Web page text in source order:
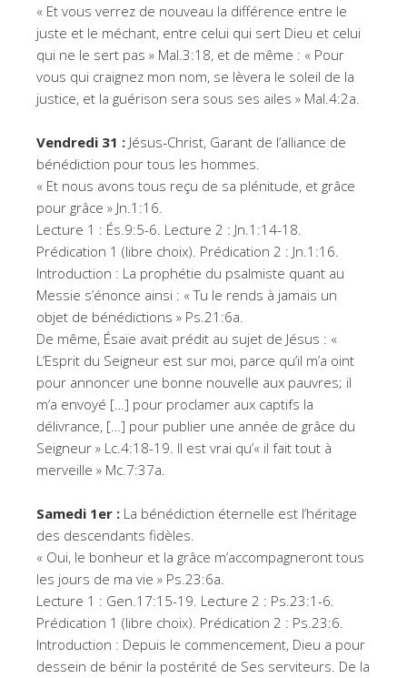
« Et vous verrez de nouveau la différence entre le
juste et le méchant, entre celui qui sert Dieu et celui
qui ne le sert pas » Mal.3:18, et de même : « Pour
vous qui craignez mon nom, se lèvera le soleil de la
justice, et la guérison sera sous ses ailes » Mal.4:2a.
Vendredi 31 : Jésus-Christ, Garant de l’alliance de
bénédiction pour tous les hommes.
« Et nous avons tous reçu de sa plénitude, et grâce
pour grâce » Jn.1:16.
Lecture 1 : És.9:5-6. Lecture 2 : Jn.1:14-18.
Prédication 1 (libre choix). Prédication 2 : Jn.1:16.
Introduction : La prophétie du psalmiste quant au
Messie s’énonce ainsi : « Tu le rends à jamais un
objet de bénédictions » Ps.21:6a.
De même, Ésaïe avait prédit au sujet de Jésus : «
L’Esprit du Seigneur est sur moi, parce qu’il m’a oint
pour annoncer une bonne nouvelle aux pauvres; il
m’a envoyé […] pour proclamer aux captifs la
délivrance, […] pour publier une année de grâce du
Seigneur » Lc.4:18-19. Il est vrai qu’« il fait tout à
merveille » Mc.7:37a.
Samedi 1er : La bénédiction éternelle est l’héritage
des descendants fidèles.
« Oui, le bonheur et la grâce m’accompagneront tous
les jours de ma vie » Ps.23:6a.
Lecture 1 : Gen.17:15-19. Lecture 2 : Ps.23:1-6.
Prédication 1 (libre choix). Prédication 2 : Ps.23:6.
Introduction : Depuis le commencement, Dieu a pour
dessein de bénir la postérité de Ses serviteurs. De la